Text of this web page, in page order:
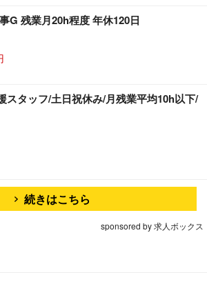
G 残業月20h程度 年休120日
スタッフ/土日祝休み/月残業平均10h以下/
続きはこちら
sponsored by 求人ボックス